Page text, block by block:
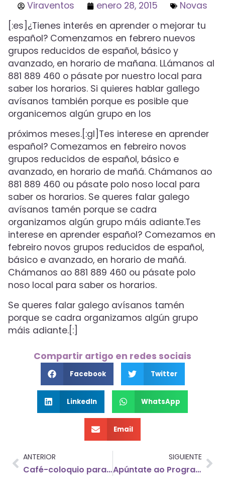
Viraventos enero 28, 2015
Novas
[:es]¿Tienes interés en aprender o mejorar tu
español? Comenzamos en febrero nuevos
grupos reducidos de español, básico y
avanzado, en horario de mañana. LLámanos al
881 889 460 o pásate por nuestro local para
saber los horarios. Si quieres hablar gallego
avísanos también porque es posible que
organicemos algún grupo en los
próximos meses.[:gl]Tes interese en aprender
español? Comezamos en febreiro novos
grupos reducidos de español, básico e
avanzado, en horario de mañá. Chámanos ao
881 889 460 ou pásate polo noso local para
saber os horarios. Se queres falar galego
avísanos tamén porque se cadra
organizamos algún grupo máis adiante.Tes
interese en aprender español? Comezamos en
febreiro novos grupos reducidos de español,
básico e avanzado, en horario de mañá.
Chámanos ao 881 889 460 ou pásate polo
noso local para saber os horarios.
Se queres falar galego avísanos tamén
porque se cadra organizamos algún grupo
máis adiante.[:]
Compartir artigo en redes sociais
Facebook Twitter
LinkedIn WhatsApp
Email
ANTERIOR
Café-coloquio para tecer redes
SIGUIENTE
Apúntate ao Programa Redes